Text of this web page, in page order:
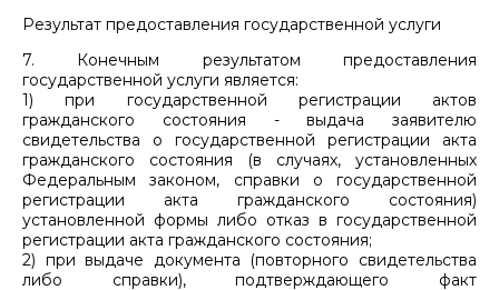
Результат предоставления государственной услуги
7. Конечным результатом предоставления
государственной услуги является:
1) при государственной регистрации актов
гражданского состояния - выдача заявителю
свидетельства о государственной регистрации акта
гражданского состояния (в случаях, установленных
Федеральным законом, справки о государственной
регистрации акта гражданского состояния)
установленной формы либо отказ в государственной
регистрации акта гражданского состояния;
2) при выдаче документа (повторного свидетельства
либо справки), подтверждающего факт